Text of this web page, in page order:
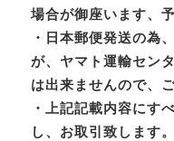
場合が御座います、
・日本郵便発送の為
が、ヤマト運輸セン
は出来ませんので、
・上記記載内容にす
し、お取引致します。